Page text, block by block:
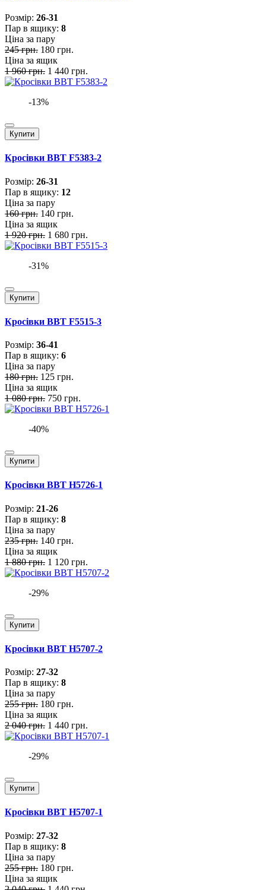
Розмiр: 26-31
Пар в ящику: 8
Ціна за пару
245 грн. 180 грн.
Ціна за ящик
1 960 грн. 1 440 грн.
-13%
Купити
Кросівки BBT F5383-2
Розмiр: 26-31
Пар в ящику: 12
Ціна за пару
160 грн. 140 грн.
Ціна за ящик
1 920 грн. 1 680 грн.
-31%
Купити
Кросівки BBT F5515-3
Розмiр: 36-41
Пар в ящику: 6
Ціна за пару
180 грн. 125 грн.
Ціна за ящик
1 080 грн. 750 грн.
-40%
Купити
Кросівки BBT H5726-1
Розмiр: 21-26
Пар в ящику: 8
Ціна за пару
235 грн. 140 грн.
Ціна за ящик
1 880 грн. 1 120 грн.
-29%
Купити
Кросівки BBT H5707-2
Розмiр: 27-32
Пар в ящику: 8
Ціна за пару
255 грн. 180 грн.
Ціна за ящик
2 040 грн. 1 440 грн.
-29%
Купити
Кросівки BBT H5707-1
Розмiр: 27-32
Пар в ящику: 8
Ціна за пару
255 грн. 180 грн.
Ціна за ящик